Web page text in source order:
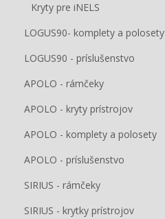
Kryty pre iNELS
LOGUS90- komplety a polosety
LOGUS90 - príslušenstvo
APOLO - rámčeky
APOLO - kryty prístrojov
APOLO - komplety a polosety
APOLO - príslušenstvo
SIRIUS - rámčeky
SIRIUS - krytky prístrojov